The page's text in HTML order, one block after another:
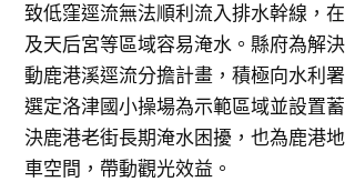
致低窪逕流無法順利流入排水幹線，
及天后宮等區域容易淹水。縣府為解
動鹿港溪逕流分擔計畫，積極向水利
選定洛津國小操場為示範區域並設置
決鹿港老街長期淹水困擾，也為鹿港
車空間，帶動觀光效益。